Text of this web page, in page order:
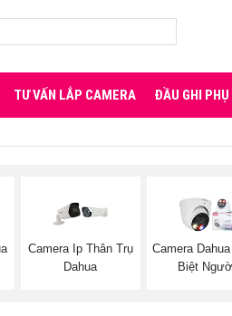
TƯ VẤN LẮP CAMERA ĐẦU GHI PHỤ
Camera Ip Thân Trụ
Dahua
Camera
Biệt